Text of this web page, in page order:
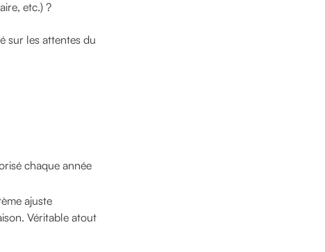
etc.) ?
sur les attentes du
chaque année
ajuste
Véritable atout